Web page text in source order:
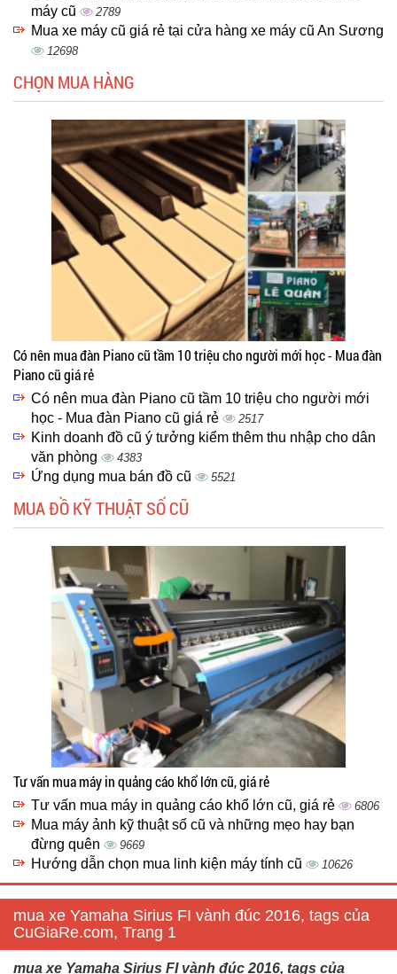
máy cũ
2789
Mua xe máy cũ giá rẻ tại cửa hàng xe máy cũ An Sương
12698
CHỌN MUA HÀNG
Có nên mua đàn Piano cũ tầm 10 triệu cho người mới học - Mua đàn
Piano cũ giá rẻ
Có nên mua đàn Piano cũ tầm 10 triệu cho người mới
học - Mua đàn Piano cũ giá rẻ
2517
Kinh doanh đồ cũ ý tưởng kiểm thêm thu nhập cho dân
văn phòng
4383
Ứng dụng mua bán đồ cũ 5521
MUA ĐỒ KỸ THUẬT SỐ CŨ
Tư vấn mua máy in quảng cáo khổ lớn cũ, giá rẻ
Tư vấn mua máy in quảng cáo khổ lớn cũ, giá rẻ 6806
Mua máy ảnh kỹ thuật số cũ và những mẹo hay bạn
đừng quên
9669
Hướng dẫn chọn mua linh kiện máy tính cũ 10626
mua xe Yamaha Sirius FI vành đúc 2016, tags của
CuGiaRe.com, Trang 1
mua xe Yamaha Sirius FI vành đúc 2016, tags của